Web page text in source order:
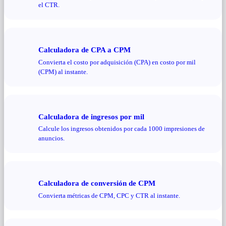
el CTR.
Calculadora de CPA a CPM
Convierta el costo por adquisición (CPA) en costo por mil
(CPM) al instante.
Calculadora de ingresos por mil
Calcule los ingresos obtenidos por cada 1000 impresiones de
anuncios.
Calculadora de conversión de CPM
Convierta métricas de CPM, CPC y CTR al instante.